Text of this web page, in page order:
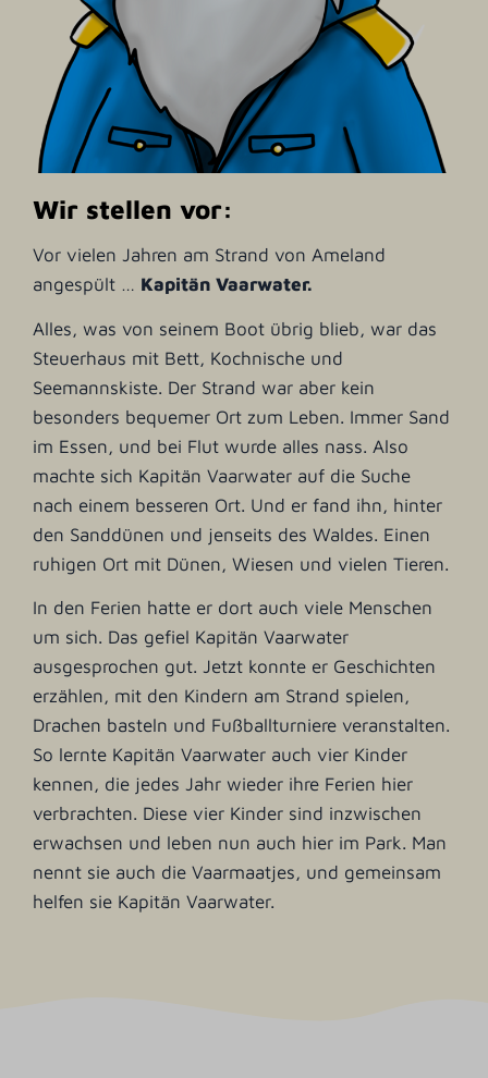
Wir stellen vor:
Vor vielen Jahren am Strand von Ameland
angespült … Kapitän Vaarwater.
Alles, was von seinem Boot übrig blieb, war das
Steuerhaus mit Bett, Kochnische und
Seemannskiste. Der Strand war aber kein
besonders bequemer Ort zum Leben. Immer Sand
im Essen, und bei Flut wurde alles nass. Also
machte sich Kapitän Vaarwater auf die Suche
nach einem besseren Ort. Und er fand ihn, hinter
den Sanddünen und jenseits des Waldes. Einen
ruhigen Ort mit Dünen, Wiesen und vielen Tieren.
In den Ferien hatte er dort auch viele Menschen
um sich. Das gefiel Kapitän Vaarwater
ausgesprochen gut. Jetzt konnte er Geschichten
erzählen, mit den Kindern am Strand spielen,
Drachen basteln und Fußballturniere veranstalten.
So lernte Kapitän Vaarwater auch vier Kinder
kennen, die jedes Jahr wieder ihre Ferien hier
verbrachten. Diese vier Kinder sind inzwischen
erwachsen und leben nun auch hier im Park. Man
nennt sie auch die Vaarmaatjes, und gemeinsam
helfen sie Kapitän Vaarwater.